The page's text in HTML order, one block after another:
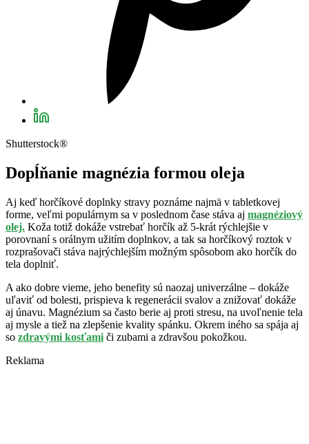
Shutterstock®
Dopĺňanie magnézia formou oleja
Aj keď horčíkové doplnky stravy poznáme najmä v tabletkovej
forme, veľmi populárnym sa v poslednom čase stáva aj magnéziový
olej. Koža totiž dokáže vstrebať horčík až 5-krát rýchlejšie v
porovnaní s orálnym užitím doplnkov, a tak sa horčíkový roztok v
rozprašovači stáva najrýchlejším možným spôsobom ako horčík do
tela doplniť.
A ako dobre vieme, jeho benefity sú naozaj univerzálne – dokáže
uľaviť od bolesti, prispieva k regenerácii svalov a znižovať dokáže
aj únavu. Magnézium sa často berie aj proti stresu, na uvoľnenie tela
aj mysle a tiež na zlepšenie kvality spánku. Okrem iného sa spája aj
so zdravými kosťami či zubami a zdravšou pokožkou.
Reklama